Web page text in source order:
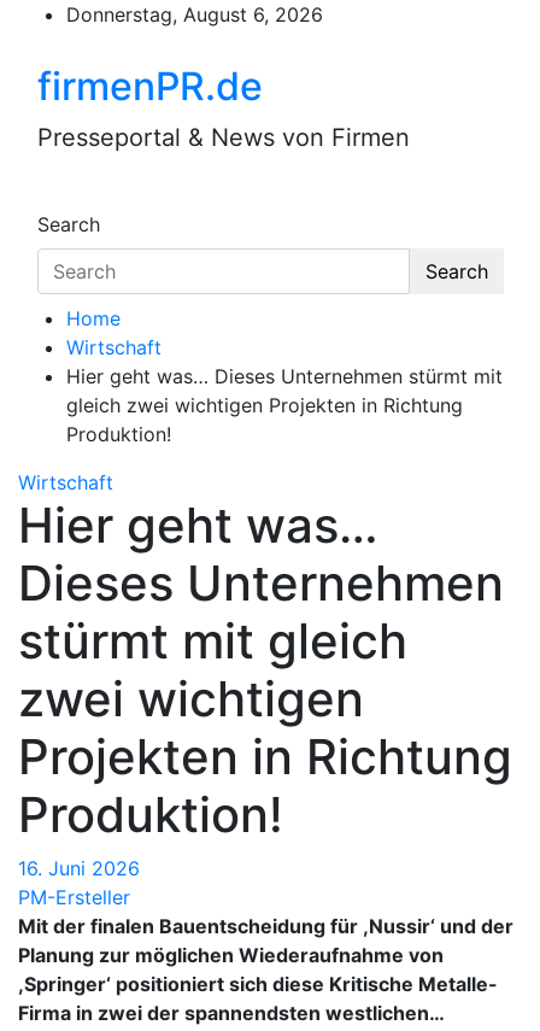
content
Donnerstag, August 6, 2026
firmenPR.de
Presseportal & News von Firmen
Search
Search
Home
Wirtschaft
Hier geht was… Dieses Unternehmen stürmt mit
gleich zwei wichtigen Projekten in Richtung
Produktion!
Wirtschaft
Hier geht was…
Dieses Unternehmen
stürmt mit gleich
zwei wichtigen
Projekten in Richtung
Produktion!
16. Juni 2026
PM-Ersteller
Mit der finalen Bauentscheidung für ,Nussir‘ und der
Planung zur möglichen Wiederaufnahme von
,Springer‘ positioniert sich diese Kritische Metalle-
Firma in zwei der spannendsten westlichen…